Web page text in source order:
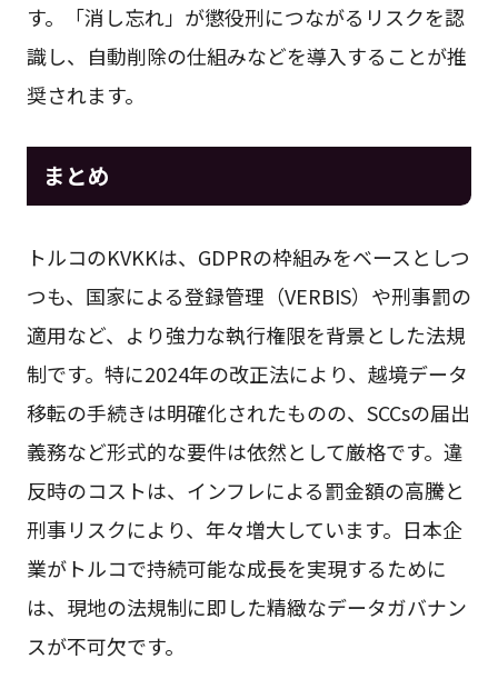
す。「消し忘れ」が懲役刑につながるリスクを認
識し、自動削除の仕組みなどを導入することが推
奨されます。
まとめ
トルコのKVKKは、GDPRの枠組みをベースとしつ
つも、国家による登録管理（VERBIS）や刑事罰の
適用など、より強力な執行権限を背景とした法規
制です。特に2024年の改正法により、越境データ
移転の手続きは明確化されたものの、SCCsの届出
義務など形式的な要件は依然として厳格です。違
反時のコストは、インフレによる罰金額の高騰と
刑事リスクにより、年々増大しています。日本企
業がトルコで持続可能な成長を実現するために
は、現地の法規制に即した精緻なデータガバナン
スが不可欠です。